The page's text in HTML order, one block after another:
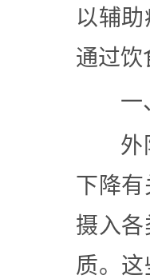
以辅
通过饮
一
外
下降
摄入
质。